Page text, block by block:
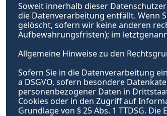
Soweit innerhalb dieser
die Datenverarbeitung entfällt. Wenn
gelöscht, sofern wir keine anderen
Aufbewahrungsfristen); im
Allgemeine Hinweise zu den
Sofern Sie in die Datenverarbeitung
a DSGVO, sofern besondere
personenbezogener Daten in
Cookies oder in den Zugriff auf
Grundlage von § 25 Abs. 1 TTDSG.